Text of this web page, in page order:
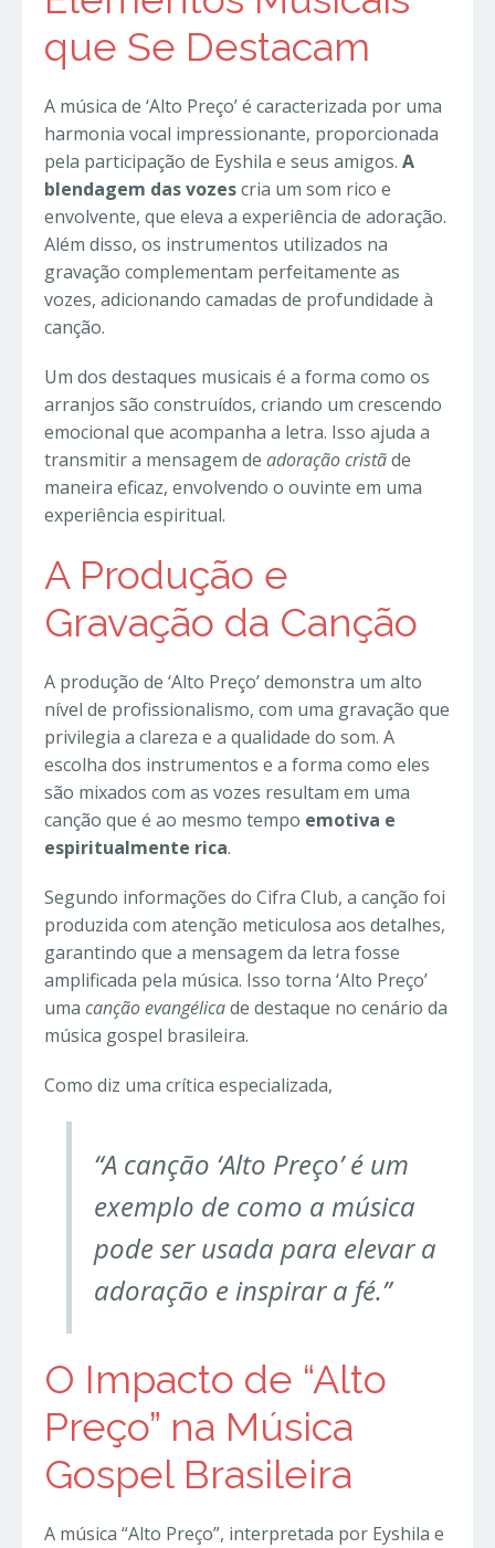
que Se Destacam
A música de ‘Alto Preço’ é caracterizada por uma
harmonia vocal impressionante, proporcionada
pela participação de Eyshila e seus amigos. A
blendagem das vozescria um som rico e
envolvente, que eleva a experiência de adoração.
Além disso, os instrumentos utilizados na
gravação complementam perfeitamente as
vozes, adicionando camadas de profundidade à
canção.
Um dos destaques musicais é a forma como os
arranjos são construídos, criando um crescendo
emocional que acompanha a letra. Isso ajuda a
transmitir a mensagem de adoração cristãde
maneira eficaz, envolvendo o ouvinte em uma
experiência espiritual.
A Produção e
Gravação da Canção
A produção de ‘Alto Preço’ demonstra um alto
nível de profissionalismo, com uma gravação que
privilegia a clareza e a qualidade do som. A
escolha dos instrumentos e a forma como eles
são mixados com as vozes resultam em uma
canção que é ao mesmo tempo emotiva e
espiritualmente rica.
Segundo informações do Cifra Club, a canção foi
produzida com atenção meticulosa aos detalhes,
garantindo que a mensagem da letra fosse
amplificada pela música. Isso torna ‘Alto Preço’
uma canção evangélicade destaque no cenário da
música gospel brasileira.
Como diz uma crítica especializada,
“A canção ‘Alto Preço’ é um
exemplo de como a música
pode ser usada para elevar a
adoração e inspirar a fé.”
O Impacto de “Alto
Preço” na Música
Gospel Brasileira
A música “Alto Preço”, interpretada por Eyshila e